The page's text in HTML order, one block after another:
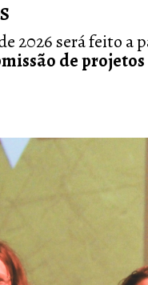
2026 será feito a
de